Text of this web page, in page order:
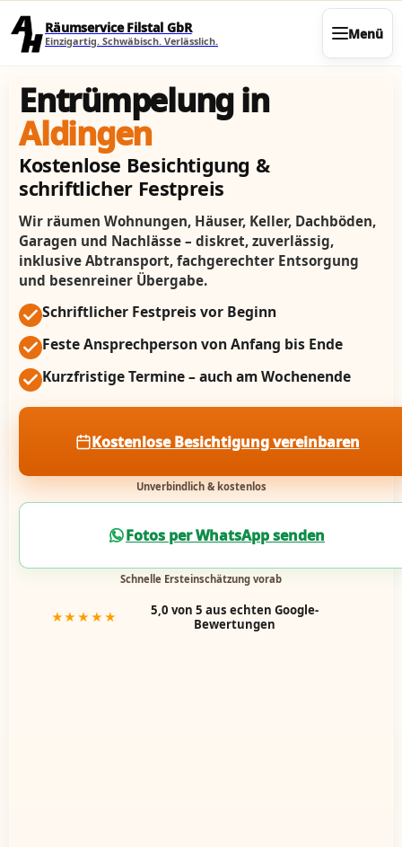
Räumservice Filstal GbR
Einzigartig. Schwäbisch. Verlässlich. Menü
Entrümpelung in
Aldingen
Kostenlose Besichtigung &
schriftlicher Festpreis
Wir räumen Wohnungen, Häuser, Keller, Dachböden,
Garagen und Nachlässe – diskret, zuverlässig,
inklusive Abtransport, fachgerechter Entsorgung
und besenreiner Übergabe.
Schriftlicher Festpreis vor Beginn
Feste Ansprechperson von Anfang bis Ende
Kurzfristige Termine – auch am Wochenende
Kostenlose Besichtigung vereinbaren
Unverbindlich & kostenlos
Fotos per WhatsApp senden
Schnelle Ersteinschätzung vorab
★★★★★
5,0 von 5 aus echten Google-
Bewertungen